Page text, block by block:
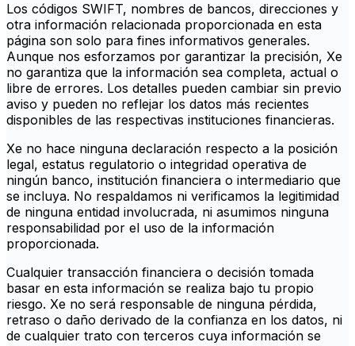
Los códigos SWIFT, nombres de bancos, direcciones y
otra información relacionada proporcionada en esta
página son solo para fines informativos generales.
Aunque nos esforzamos por garantizar la precisión, Xe
no garantiza que la información sea completa, actual o
libre de errores. Los detalles pueden cambiar sin previo
aviso y pueden no reflejar los datos más recientes
disponibles de las respectivas instituciones financieras.
Xe no hace ninguna declaración respecto a la posición
legal, estatus regulatorio o integridad operativa de
ningún banco, institución financiera o intermediario que
se incluya. No respaldamos ni verificamos la legitimidad
de ninguna entidad involucrada, ni asumimos ninguna
responsabilidad por el uso de la información
proporcionada.
Cualquier transacción financiera o decisión tomada
basar en esta información se realiza bajo tu propio
riesgo. Xe no será responsable de ninguna pérdida,
retraso o daño derivado de la confianza en los datos, ni
de cualquier trato con terceros cuya información se